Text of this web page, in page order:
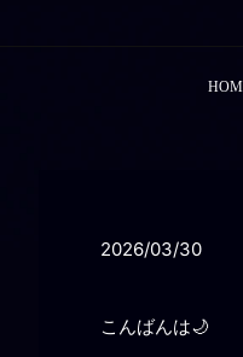
2026/03/30
こんばんは🌙